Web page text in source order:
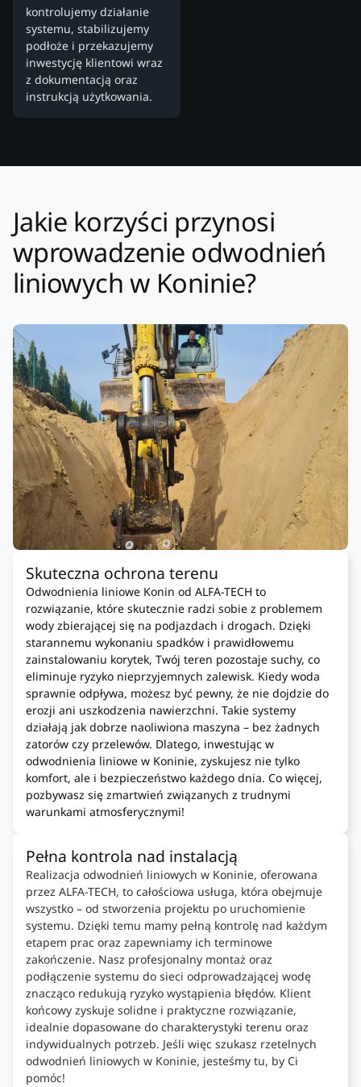
kontrolujemy działanie
systemu, stabilizujemy
podłoże i przekazujemy
inwestycję klientowi wraz
z dokumentacją oraz
instrukcją użytkowania.
Jakie korzyści przynosi
wprowadzenie odwodnień
liniowych w Koninie?
Skuteczna ochrona terenu
Odwodnienia liniowe Konin od ALFA-TECH to
rozwiązanie, które skutecznie radzi sobie z problemem
wody zbierającej się na podjazdach i drogach. Dzięki
starannemu wykonaniu spadków i prawidłowemu
zainstalowaniu korytek, Twój teren pozostaje suchy, co
eliminuje ryzyko nieprzyjemnych zalewisk. Kiedy woda
sprawnie odpływa, możesz być pewny, że nie dojdzie do
erozji ani uszkodzenia nawierzchni. Takie systemy
działają jak dobrze naoliwiona maszyna – bez żadnych
zatorów czy przelewów. Dlatego, inwestując w
odwodnienia liniowe w Koninie, zyskujesz nie tylko
komfort, ale i bezpieczeństwo każdego dnia. Co więcej,
pozbywasz się zmartwień związanych z trudnymi
warunkami atmosferycznymi!
Pełna kontrola nad instalacją
Realizacja odwodnień liniowych w Koninie, oferowana
przez ALFA-TECH, to całościowa usługa, która obejmuje
wszystko – od stworzenia projektu po uruchomienie
systemu. Dzięki temu mamy pełną kontrolę nad każdym
etapem prac oraz zapewniamy ich terminowe
zakończenie. Nasz profesjonalny montaż oraz
podłączenie systemu do sieci odprowadzającej wodę
znacząco redukują ryzyko wystąpienia błędów. Klient
końcowy zyskuje solidne i praktyczne rozwiązanie,
idealnie dopasowane do charakterystyki terenu oraz
indywidualnych potrzeb. Jeśli więc szukasz rzetelnych
odwodnień liniowych w Koninie, jesteśmy tu, by Ci
pomóc!